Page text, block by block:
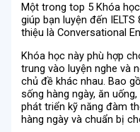
Một trong top 5 Khóa
giúp bạn luyện đến
thiệu là Conversational
Khóa học này phù hợp
trung vào luyện nghe và
chủ đề khác nhau. Bao
sống hàng ngày, ăn
phát triển kỹ năng đàm
hàng ngày và chuẩn bị